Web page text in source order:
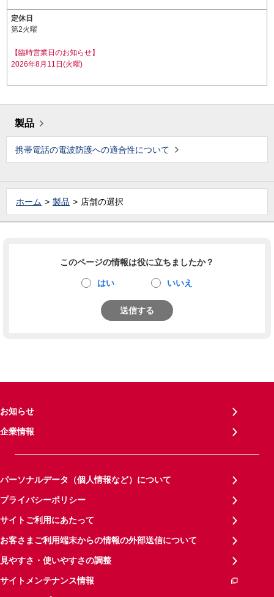
定休日
第2火曜
【臨時営業日のお知らせ】
2026年8月11日(火曜)
製品
携帯電話の電波防護への適合性について
ホーム 製品 店舗の選択
このページの情報は役に立ちましたか？
はい いいえ
送信する
お知らせ
企業情報
パーソナルデータ（個人情報など）について
プライバシーポリシー
サイトご利用にあたって
お客さまご利用端末からの情報の外部送信について
見やすさ・使いやすさの調整
サイトメンテナンス情報